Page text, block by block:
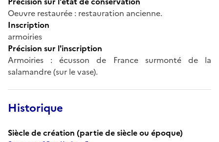
Oeuvre restaurée : restauration ancienne.
Inscription
armoiries
Précision sur l'inscription
Armoiries : écusson de France surmonté de la
salamandre (sur le vase).
Historique
Siècle de création (partie de siècle ou époque)